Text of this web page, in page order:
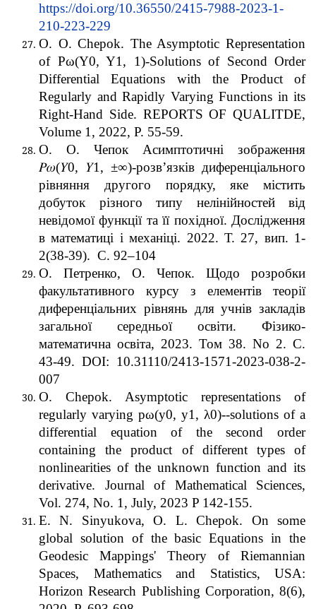
https://doi.org/10.36550/2415-7988-2023-1-
210-223-229
O. O. Chepok. The Asymptotic Representation
of Pω(Y0, Y1, 1)-Solutions of Second Order
Differential Equations with the Product of
Regularly and Rapidly Varying Functions in its
Right-Hand Side. REPORTS OF QUALITDE,
Volume 1, 2022, P. 55-59.
О. О. Чепок Асимптотичнi зображення
𝑃𝜔(𝑌0, 𝑌1, ±∞)-розв’язкiв диференцiального
рiвняння другого порядку, яке мiстить
добуток рiзного типу нелiнiйностей вiд
невiдомої функцiї та її похiдної. Дослiдження
в математицi i механiцi. 2022. Т. 27, вип. 1-
2(38-39). С. 92–104
О. Петренко, О. Чепок. Щодо розробки
факультативного курсу з елементів теорії
диференціальних рівнянь для учнів закладів
загальної середньої освіти. Фізико-
математична освіта, 2023. Том 38. No 2. С.
43-49. DOI: 10.31110/2413-1571-2023-038-2-
007
O. Chepok. Asymptotic representations of
regularly varying pω(y0, y1, λ0)--solutions of a
differential equation of the second order
containing the product of different types of
nonlinearities of the unknown function and its
derivative. Journal of Mathematical Sciences,
Vol. 274, No. 1, July, 2023 P 142-155.
E. N. Sinyukova, O. L. Chepok. On some
global solution оf the basic Equations in the
Geodesic Mappings' Theory of Riemannian
Spaces, Mathematics and Statistics, USA:
Horizon Research Publishing Corporation, 8(6),